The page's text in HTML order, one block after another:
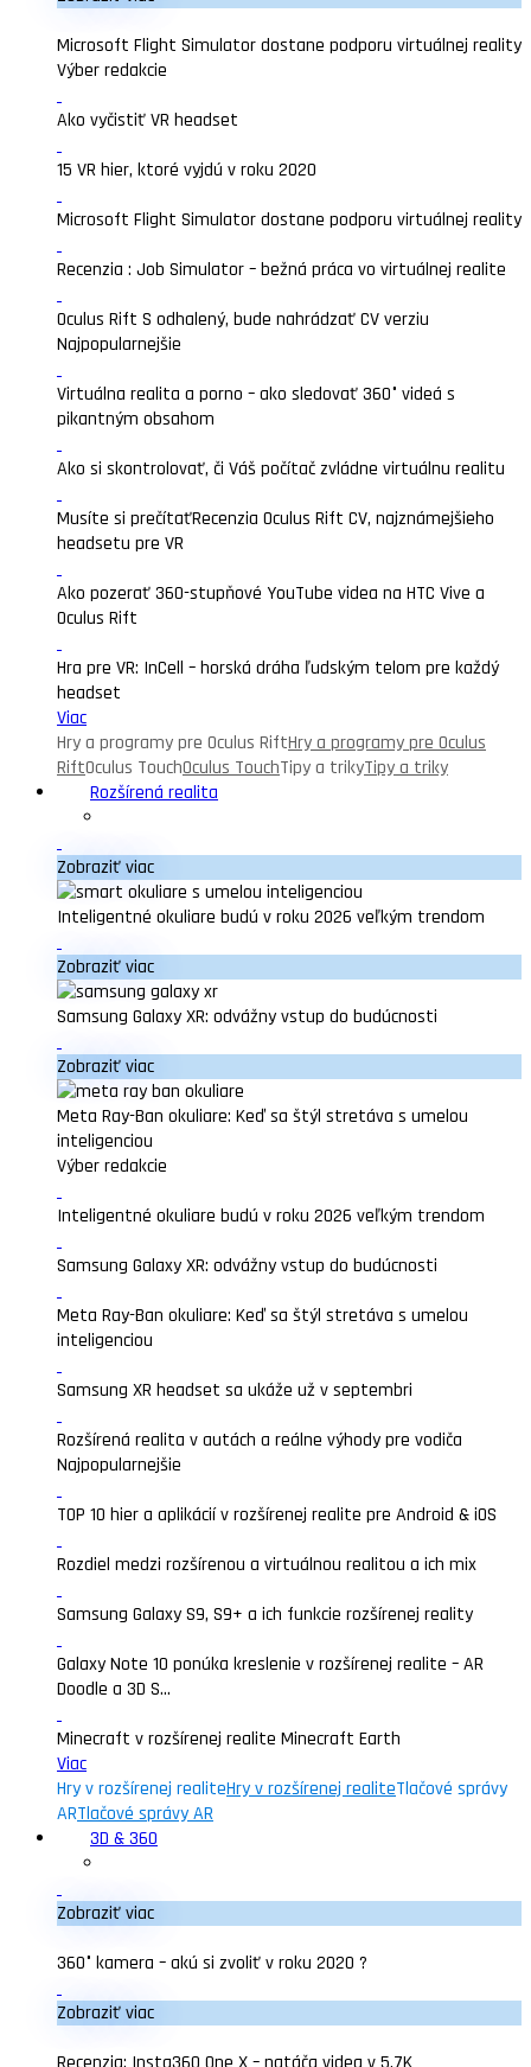
Microsoft Flight Simulator dostane podporu virtuálnej reality
Výber redakcie
Ako vyčistiť VR headset
15 VR hier, ktoré vyjdú v roku 2020
Microsoft Flight Simulator dostane podporu virtuálnej reality
Recenzia : Job Simulator – bežná práca vo virtuálnej realite
Oculus Rift S odhalený, bude nahrádzať CV verziu
Najpopularnejšie
Virtuálna realita a porno – ako sledovať 360° videá s
pikantným obsahom
Ako si skontrolovať, či Váš počítač zvládne virtuálnu realitu
Musíte si prečítaťRecenzia Oculus Rift CV, najznámejšieho
headsetu pre VR
Ako pozerať 360-stupňové YouTube videa na HTC Vive a
Oculus Rift
Hra pre VR: InCell – horská dráha ľudským telom pre každý
headset
Viac
Hry a programy pre Oculus RiftHry a programy pre Oculus
RiftOculus TouchOculus TouchTipy a trikyTipy a triky
Rozšírená realita
Zobraziť viac
Inteligentné okuliare budú v roku 2026 veľkým trendom
Zobraziť viac
Samsung Galaxy XR: odvážny vstup do budúcnosti
Zobraziť viac
Meta Ray-Ban okuliare: Keď sa štýl stretáva s umelou
inteligenciou
Výber redakcie
Inteligentné okuliare budú v roku 2026 veľkým trendom
Samsung Galaxy XR: odvážny vstup do budúcnosti
Meta Ray-Ban okuliare: Keď sa štýl stretáva s umelou
inteligenciou
Samsung XR headset sa ukáže už v septembri
Rozšírená realita v autách a reálne výhody pre vodiča
Najpopularnejšie
TOP 10 hier a aplikácií v rozšírenej realite pre Android & iOS
Rozdiel medzi rozšírenou a virtuálnou realitou a ich mix
Samsung Galaxy S9, S9+ a ich funkcie rozšírenej reality
Galaxy Note 10 ponúka kreslenie v rozšírenej realite – AR
Doodle a 3D S...
Minecraft v rozšírenej realite Minecraft Earth
Viac
Hry v rozšírenej realiteHry v rozšírenej realiteTlačové správy
ARTlačové správy AR
3D & 360
Zobraziť viac
360° kamera – akú si zvoliť v roku 2020 ?
Zobraziť viac